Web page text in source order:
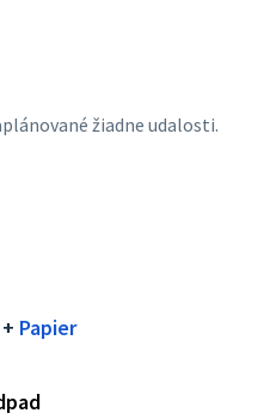
žiadne udalosti.
+ Papier